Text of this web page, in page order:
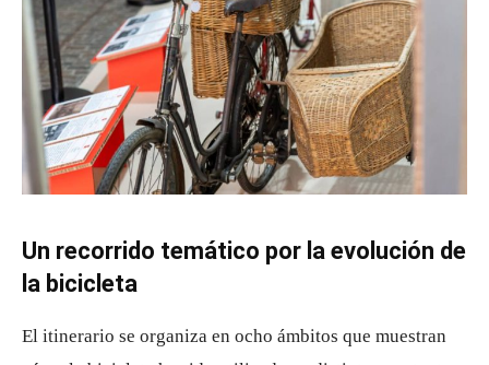
Un recorrido temático por la evolución de
la bicicleta
El itinerario se organiza en ocho ámbitos que muestran